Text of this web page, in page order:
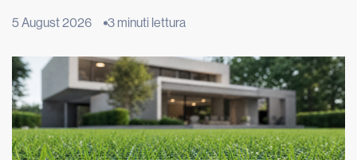
poggia l’edificio. È qui che inizia un lento processo fisico,
murature e intonaci. Il fenomeno, estremamente […]
5 August 2026 3 minuti lettura